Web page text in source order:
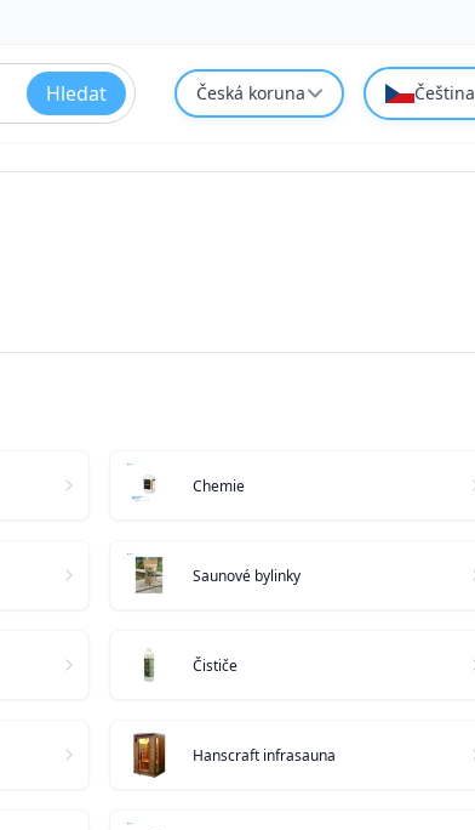
Hledat Česká koruna Čeština
Chemie
Saunové bylinky
Čističe
Hanscraft infrasauna